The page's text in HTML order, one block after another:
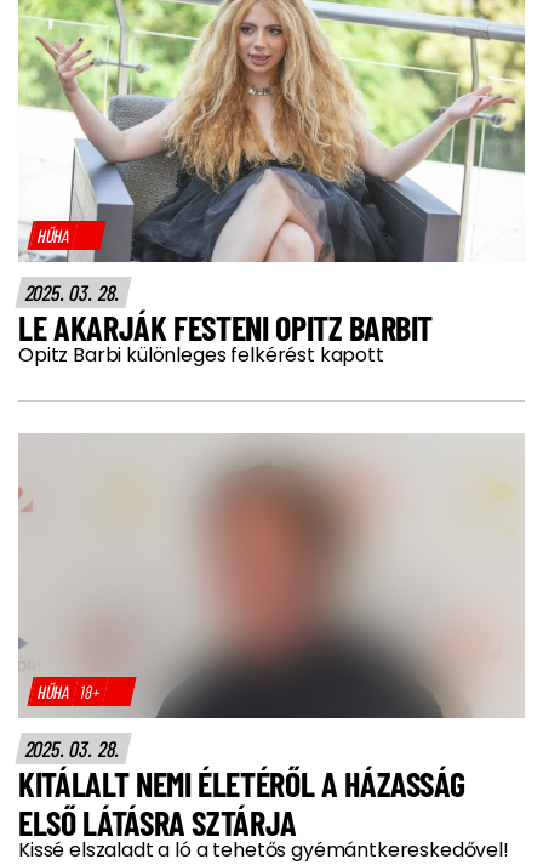
HŰHA
2025. 03. 28.
LE AKARJÁK FESTENI OPITZ BARBIT
Opitz Barbi különleges felkérést kapott
HŰHA 18+
2025. 03. 28.
KITÁLALT NEMI ÉLETÉRŐL A HÁZASSÁG
ELSŐ LÁTÁSRA SZTÁRJA
Kissé elszaladt a ló a tehetős gyémántkereskedővel!